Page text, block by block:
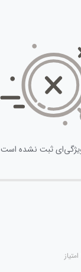
ثبت نشده است